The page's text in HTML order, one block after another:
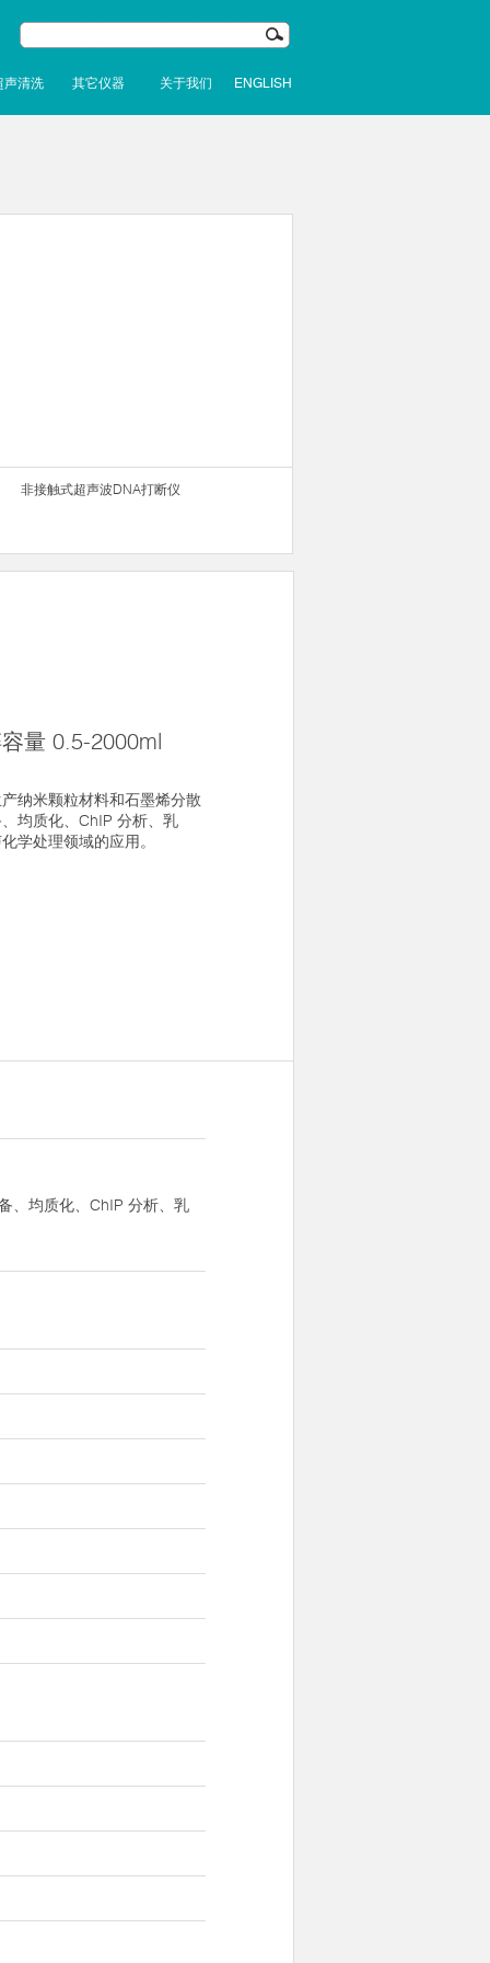
声清洗 其它仪器 关于我们 ENGLISH
非接触式超声波DNA打断仪
量 0.5-2000ml
纳米颗粒材料和石墨烯分散
均质化、ChIP 分析、乳
学处理领域的应用。
、均质化、ChIP 分析、乳